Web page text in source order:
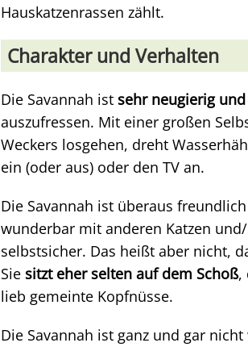
Hauskatzenrassen zählt.
Charakter und Verhalten
Die Savannah ist sehr neugierig
auszufressen. Mit einer großen
Weckers losgehen, dreht
ein (oder aus) oder den TV an.
Die Savannah ist überaus
wunderbar mit anderen Katzen
selbstsicher. Das heißt aber nicht,
Sie sitzt eher selten auf dem Schoß,
lieb gemeinte Kopfnüsse.
Die Savannah ist ganz und gar